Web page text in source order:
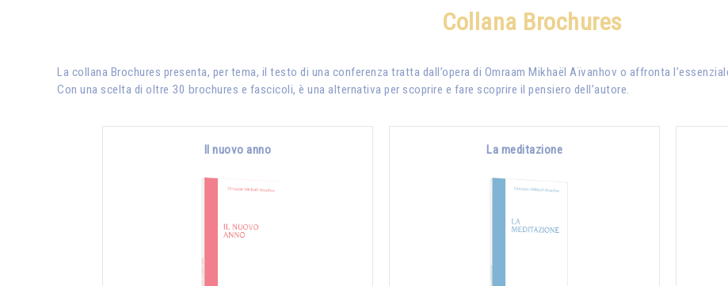
Collana Brochures
La collana Brochures presenta, per tema, il testo di una conferenza tratta dall’opera di Omraam Mikhaël Aïvanhov o affronta
Con una scelta di oltre 30 brochures e fascicoli, è una alternativa per scoprire e fare scoprire il pensiero dell’autore.
Il nuovo anno La meditazione